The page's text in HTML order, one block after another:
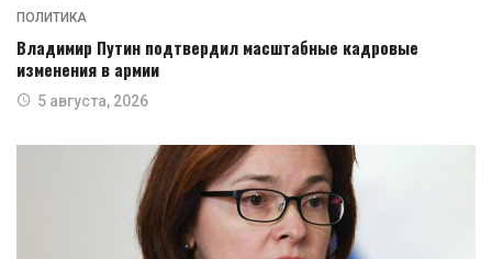
ПОЛИТИКА
Владимир Путин подтвердил масштабные кадровые
изменения в армии
5 августа, 2026